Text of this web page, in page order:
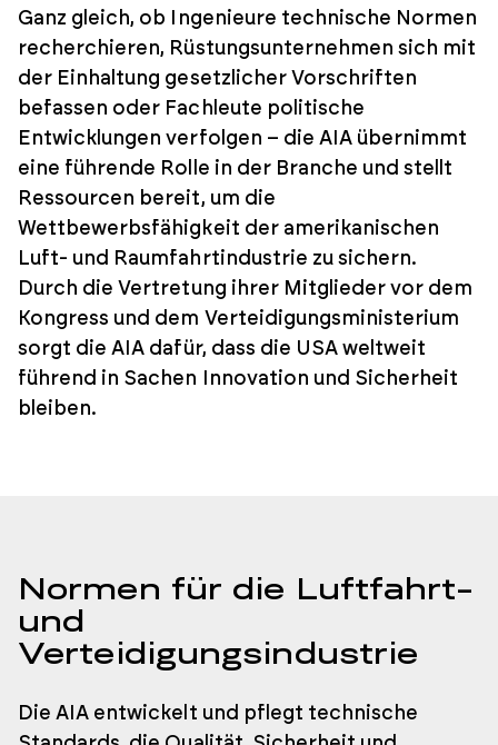
Ganz gleich, ob Ingenieure technische Normen
recherchieren, Rüstungsunternehmen sich mit
der Einhaltung gesetzlicher Vorschriften
befassen oder Fachleute politische
Entwicklungen verfolgen – die AIA übernimmt
eine führende Rolle in der Branche und stellt
Ressourcen bereit, um die
Wettbewerbsfähigkeit der amerikanischen
Luft- und Raumfahrtindustrie zu sichern.
Durch die Vertretung ihrer Mitglieder vor dem
Kongress und dem Verteidigungsministerium
sorgt die AIA dafür, dass die USA weltweit
führend in Sachen Innovation und Sicherheit
bleiben.
Normen für die Luftfahrt-
und
Verteidigungsindustrie
Die AIA entwickelt und pflegt technische